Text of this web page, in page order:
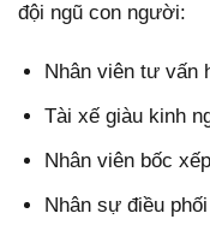
đội ngũ con người:
Nhân viên tư vấn
Tài xế giàu kinh
Nhân viên bốc
Nhân sự điều